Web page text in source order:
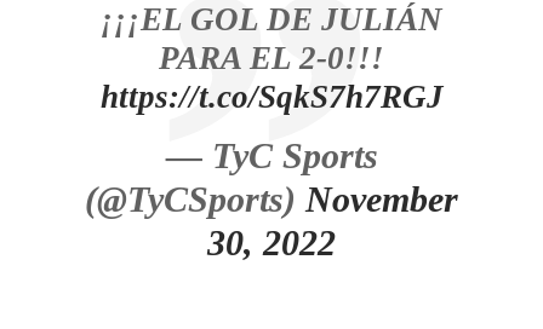
¡¡¡EL GOL DE JULIÁN
PARA EL 2-0!!!
https://t.co/SqkS7h7RGJ
— TyC Sports
(@TyCSports) November
30, 2022